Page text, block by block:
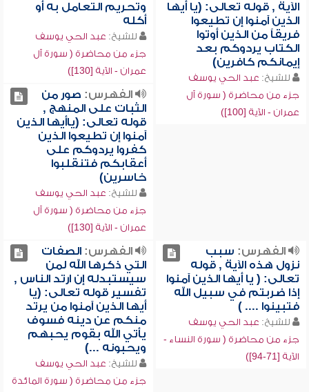
الآية , قوله تعالى: (يا أيها
الذين آمنوا إن تطيعوا
فريقاً من الذين أوتوا
الكتاب يردوكم بعد
إيمانكم كافرين)
للشيخ: عبد الحي يوسف
جزء من محاضرة ( سورة آل
عمران - الآية [100])
وتحريم التعامل به أو
أكله
للشيخ: عبد الحي يوسف
جزء من محاضرة ( سورة آل
عمران - الآية [130])
الفهرس: صور من
الثبات على المنهج ,
قوله تعالى: (ياأيها الذين
آمنوا إن تطيعوا الذين
كفروا يردوكم على
أعقابكم فتنقلبوا
خاسرين)
للشيخ: عبد الحي يوسف
جزء من محاضرة ( سورة آل
عمران - الآية [130])
الفهرس: سبب
نزول هذه الآية , قوله
تعالى: ( يا أيها الذين آمنوا
إذا ضربتم في سبيل الله
فتبينوا .... )
للشيخ: عبد الحي يوسف
جزء من محاضرة ( سورة النساء -
الآية [71-94])
الفهرس:الصفات
التي ذكرها الله لمن
سيستبدله إن ارتد الناس ,
تفسير قوله تعالى: (يا
أيها الذين آمنوا من يرتد
منكم عن دينه فسوف
يأتي الله بقوم يحبهم
ويحبونه ...)
للشيخ: عبد الحي يوسف
جزء من محاضرة ( سورة المائدة